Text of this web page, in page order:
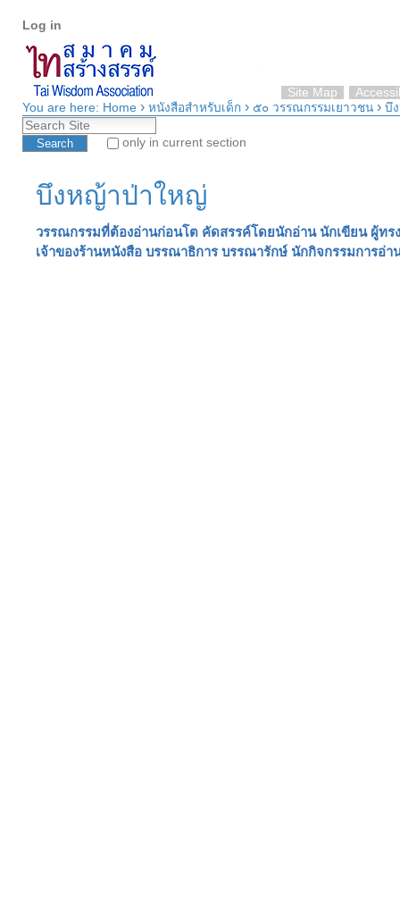
content.
Skip
to
navigation
Site Map
tools
Log in
You are here: Home › หนังสือสำหรับเด็ก › ๕๐ วรรณกรรมเยาวชน › บึ
Search Site
only in current section
บึงหญ้าป่าใหญ่
วรรณกรรมที่ต้องอ่านก่อนโต คัดสรรค์โดยนักอ่าน นักเขียน ผู้ท
เจ้าของร้านหนังสือ บรรณาธิการ บรรณารักษ์ นักกิจกรรมการอ่